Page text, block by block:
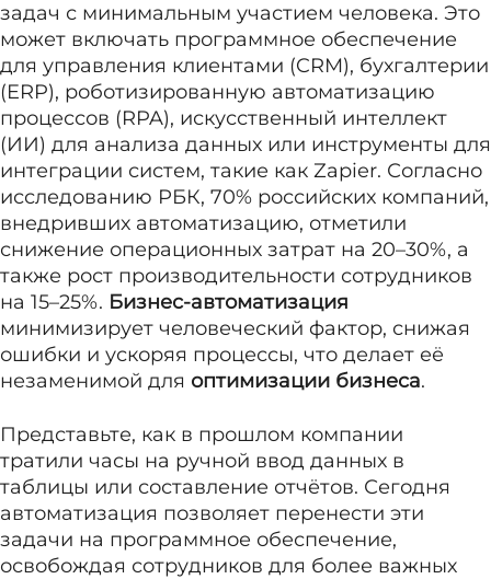
задач с минимальным участием человека. Это
может включать программное обеспечение
для управления клиентами (CRM), бухгалтерии
(ERP), роботизированную автоматизацию
процессов (RPA), искусственный интеллект
(ИИ) для анализа данных или инструменты для
интеграции систем, такие как Zapier. Согласно
исследованию РБК, 70% российских компаний,
внедривших автоматизацию, отметили
снижение операционных затрат на 20–30%, а
также рост производительности сотрудников
на 15–25%. Бизнес-автоматизация
минимизирует человеческий фактор, снижая
ошибки и ускоряя процессы, что делает её
незаменимой для оптимизации бизнеса.
Представьте, как в прошлом компании
тратили часы на ручной ввод данных в
таблицы или составление отчётов. Сегодня
автоматизация позволяет перенести эти
задачи на программное обеспечение,
освобождая сотрудников для более важных